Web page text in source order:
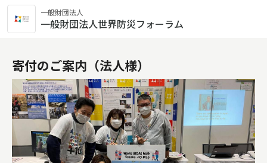
一般財団法人
一般財団法人世界防災フォーラム
寄付のご案内（法人様）